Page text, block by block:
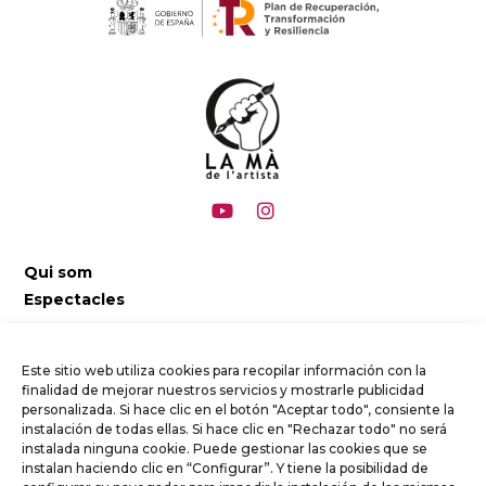
Este sitio web utiliza cookies para recopilar información con la
finalidad de mejorar nuestros servicios y mostrarle publicidad
personalizada. Si hace clic en el botón "Aceptar todo", consiente la
instalación de todas ellas. Si hace clic en "Rechazar todo" no será
instalada ninguna cookie. Puede gestionar las cookies que se
instalan haciendo clic en “Configurar”. Y tiene la posibilidad de
Qui som
Espectacles
Putxi i Nel·li, desmuntant rutines
Vila Sabates
Calendari